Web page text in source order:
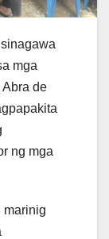
mga
de
ng mga
marinig